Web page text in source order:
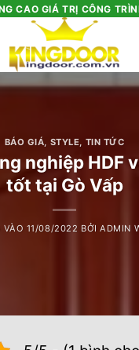
CAO GIÁ TRỊ CÔNG
BÁO GIÁ STYLE TIN TỨC
nghiệp HDF
tốt tại Gò Vấp
VÀO 11/08/2022 BỞIADMIN